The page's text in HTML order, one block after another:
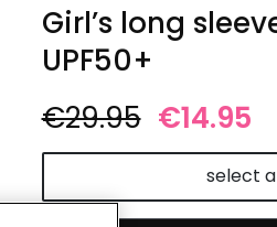
Girl’s long
UPF50+
€29.95 €14.95
select